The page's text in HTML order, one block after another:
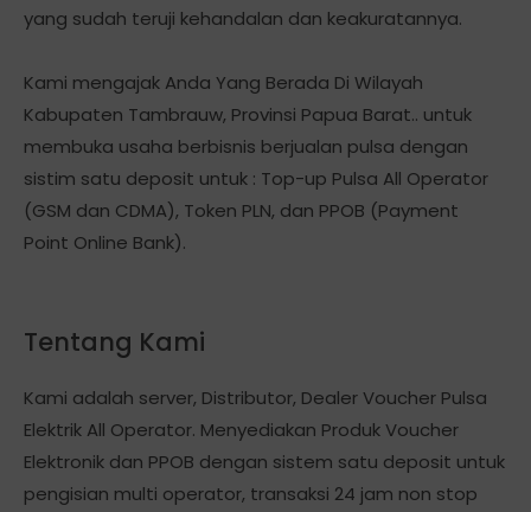
yang sudah teruji kehandalan dan keakuratannya.
Kami mengajak Anda Yang Berada Di Wilayah
Kabupaten Tambrauw, Provinsi Papua Barat.. untuk
membuka usaha berbisnis berjualan pulsa dengan
sistim satu deposit untuk : Top-up Pulsa All Operator
(GSM dan CDMA), Token PLN, dan PPOB (Payment
Point Online Bank).
Tentang Kami
Kami adalah server, Distributor, Dealer Voucher Pulsa
Elektrik All Operator. Menyediakan Produk Voucher
Elektronik dan PPOB dengan sistem satu deposit untuk
pengisian multi operator, transaksi 24 jam non stop